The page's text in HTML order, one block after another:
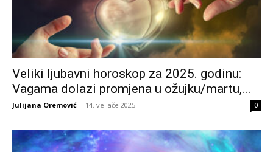
Veliki ljubavni horoskop za 2025. godinu:
Vagama dolazi promjena u ožujku/martu,...
Julijana Oremović - 14. veljače 2025. 0